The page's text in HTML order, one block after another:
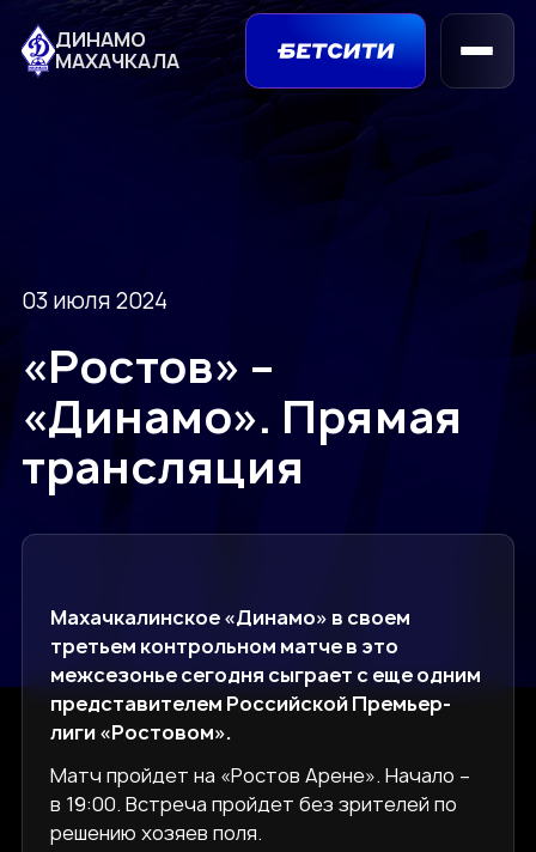
ДИНАМО
МАХАЧКАЛА
03 июля 2024
«Ростов» –
«Динамо». Прямая
трансляция
Махачкалинское «Динамо» в своем
третьем контрольном матче в это
межсезонье сегодня сыграет с еще одним
представителем Российской Премьер-
лиги «Ростовом».
Матч пройдет на «Ростов Арене». Начало –
в 19:00. Встреча пройдет без зрителей по
решению хозяев поля.